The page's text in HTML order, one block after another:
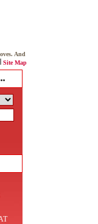
while one day viciously
Site Map